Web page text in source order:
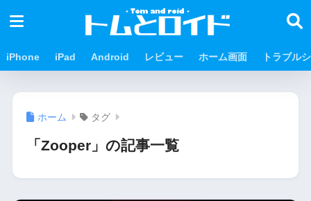
iPhone iPad Android レビュー ホーム画面 トラブル
ホーム タグ
「Zooper」の記事一覧